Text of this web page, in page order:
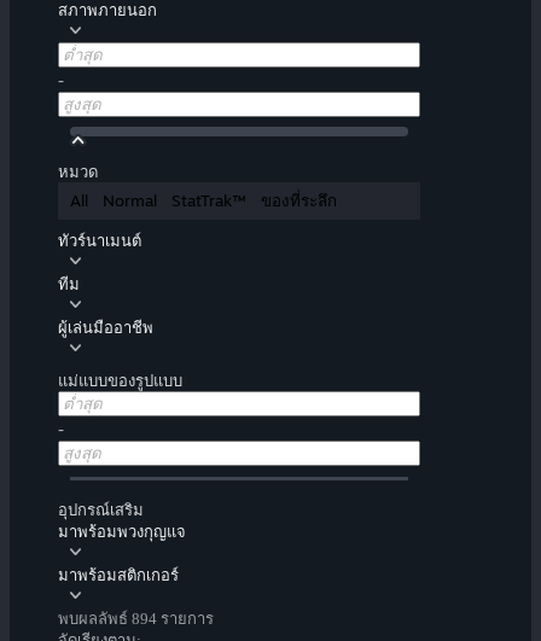
สภาพภายนอก
-
หมวด
All Normal StatTrak™ ของที่ระลึก
ทัวร์นาเมนต์
ทีม
ผู้เล่นมืออาชีพ
แม่แบบของรูปแบบ
-
อุปกรณ์เสริม
มาพร้อมพวงกุญแจ
มาพร้อมสติกเกอร์
พบผลลัพธ์ 894 รายการ